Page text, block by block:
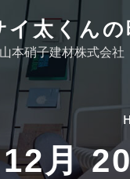
太くんの
本硝子建材株式会社
月